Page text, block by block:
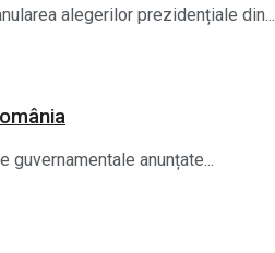
alegerilor prezidențiale din...
anunțate...